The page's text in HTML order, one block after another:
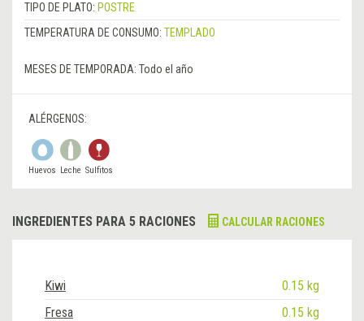
TIPO DE PLATO: POSTRE
TEMPERATURA DE CONSUMO: TEMPLADO
MESES DE TEMPORADA: Todo el año
ALÉRGENOS:
Huevos Leche Sulfitos
INGREDIENTES PARA 5 RACIONES CALCULAR RACIONES
Kiwi
0.15 kg
Fresa
0.15 kg